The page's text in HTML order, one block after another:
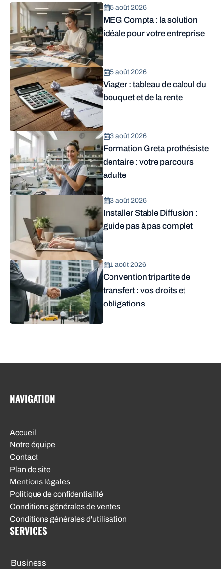
5 août 2026
MEG Compta : la solution
idéale pour votre entreprise
5 août 2026
Viager : tableau de calcul du
bouquet et de la rente
3 août 2026
Formation Greta prothésiste
dentaire : votre parcours
adulte
3 août 2026
Installer Stable Diffusion :
guide pas à pas complet
1 août 2026
Convention tripartite de
transfert : vos droits et
obligations
NAVIGATION
Accueil
Notre équipe
Contact
Plan de site
Mentions légales
Politique de confidentialité
Conditions générales de ventes
Conditions générales d'utilisation
SERVICES
Business